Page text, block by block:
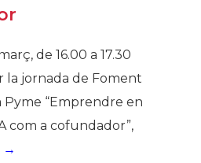
de 16.00 a 17.30
la jornada de Foment
Pyme “Emprendre en
com a cofundador”,
→